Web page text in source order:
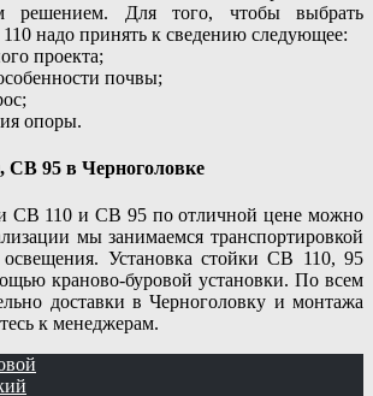
решением. Для того, чтобы выбрать
надо принять к сведению следующее:
проекта;
почвы;
опоры.
СВ 95 в Черноголовке
СВ 110 и СВ 95 по отличной цене можно
мы занимаемся транспортировкой
Установка стойки СВ 110, 95
краново-буровой установки. По всем
доставки в Черноголовку и монтажа
к менеджерам.